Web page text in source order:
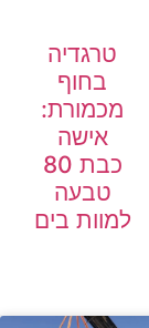
טרגדיה
בחוף
מכמורת:
אישה
כבת 80
טבעה
למוות בים